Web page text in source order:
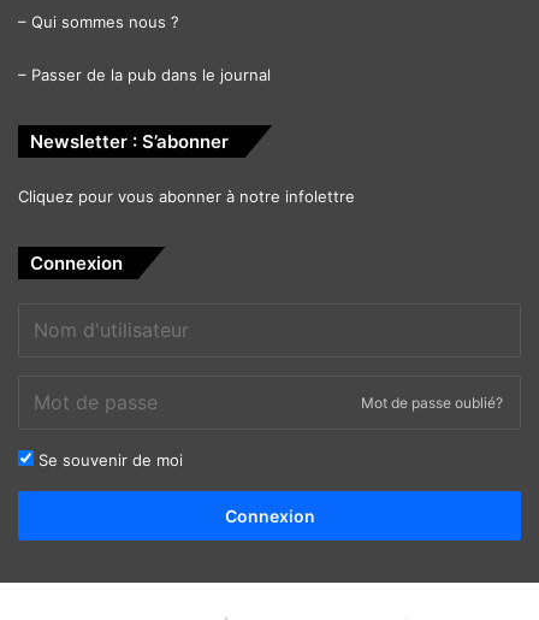
– Qui sommes nous ?
– Passer de la pub dans le journal
Newsletter : S’abonner
Cliquez pour vous abonner à notre infolettre
Connexion
Mot de passe oublié?
Se souvenir de moi
Connexion